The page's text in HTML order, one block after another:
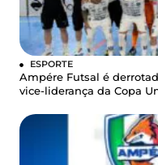
ESPORTE
Ampére Futsal é
vice-liderança da Copa